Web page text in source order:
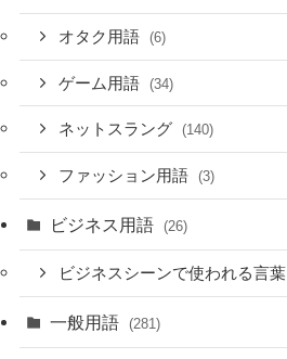
オタク用語 (6)
ゲーム用語 (34)
ネットスラング (140)
ファッション用語 (3)
ビジネス用語 (26)
ビジネスシーンで使われる言葉
一般用語 (281)